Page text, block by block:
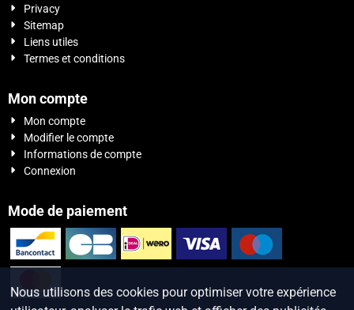
Privacy
Sitemap
Liens utiles
Termes et conditions
Mon compte
Mon compte
Modifier le compte
Informations de compte
Connexion
Mode de paiement
Nous utilisons des cookies pour optimiser votre expérience